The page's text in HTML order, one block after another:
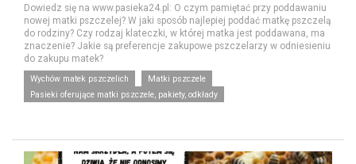
Dowiedz się na www.pasieka24.pl: O czym pamiętać przy poddawaniu
nowej matki pszczelej? W jaki sposób najlepiej poddać matkę pszczelą
do rodziny? Czy rodzaj klateczki, w której matka jest poddawana, ma
znaczenie? Jakie są preferencje zakupowe pszczelarzy w odniesieniu
do zakupu matek?
Wychów matek pszczelich
Matki pszczele
Pasieki oferujące matki pszczele, pakiety, odkłady